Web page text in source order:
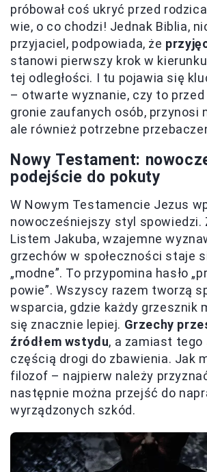
próbował coś ukryć przed
wie, o co chodzi! Jednak Biblia,
przyjaciel, podpowiada, że
stanowi pierwszy krok w
tej odległości. I tu pojawia się
– otwarte wyznanie, czy to przed
gronie zaufanych osób, przynosi
ale również potrzebne
Nowy Testament:
podejście do pokuty
W Nowym Testamencie Jezus
nowocześniejszy styl spowiedzi.
Listem Jakuba, wzajemne
grzechów w społeczności staje
„modne”. To przypomina hasło
powie”. Wszyscy razem tworzą
wsparcia, gdzie każdy grzesznik
się znacznie lepiej. Grzechy
źródłem wstydu, a zamiast tego
częścią drogi do zbawienia. Jak
filozof – najpierw należy
następnie można przejść do
wyrządzonych szkód.